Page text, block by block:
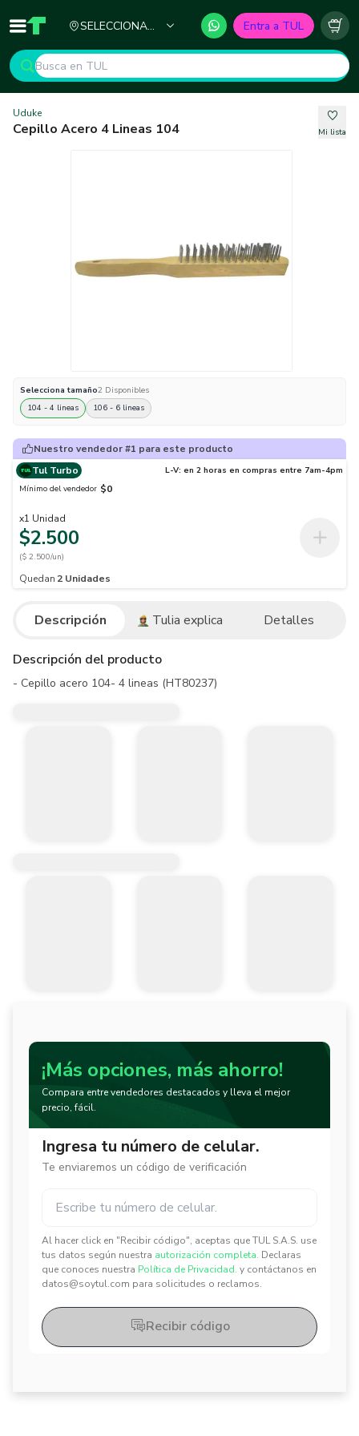
Inicio TUL - Tu Marketplace de Construcción
SELECCIONA
Entra a TUL
Uduke
Cepillo Acero 4 Lineas 104 Mi lista
Selecciona tamaño2 Disponibles
104 - 4 lineas
106 - 6 lineas
Nuestro vendedor #1 para este producto
Tul Turbo
L-V: en 2 horas en compras entre 7am-4pm
Mínimo del vendedor $0
x1 Unidad
$2.500
($ 2.500/un)
Quedan 2 Unidades
Descripción Tulia explica Detalles
Descripción del producto
- Cepillo acero 104- 4 lineas (HT80237)
¡Más opciones, más ahorro!
Compara entre vendedores destacados y lleva el mejor
precio, fácil.
Ingresa tu número de celular.
Te enviaremos un código de verificación
Al hacer click en "Recibir código", aceptas que TUL S.A.S. use
tus datos según nuestra autorización completa. Declaras
que conoces nuestra Política de Privacidad. y contáctanos en
datos@soytul.com para solicitudes o reclamos.
✕
✕
Recibir código